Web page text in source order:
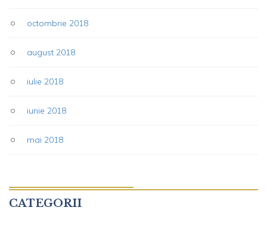
octombrie 2018
august 2018
iulie 2018
iunie 2018
mai 2018
CATEGORII